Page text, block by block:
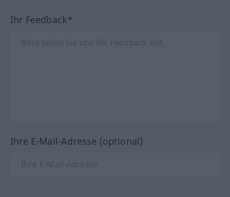
Ihr Feedback*
Ihre E-Mail-Adresse (optional)